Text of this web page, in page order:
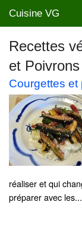
Cuisine VG
Recettes
et Poivrons
Courgettes et
réaliser et qui
préparer avec les...